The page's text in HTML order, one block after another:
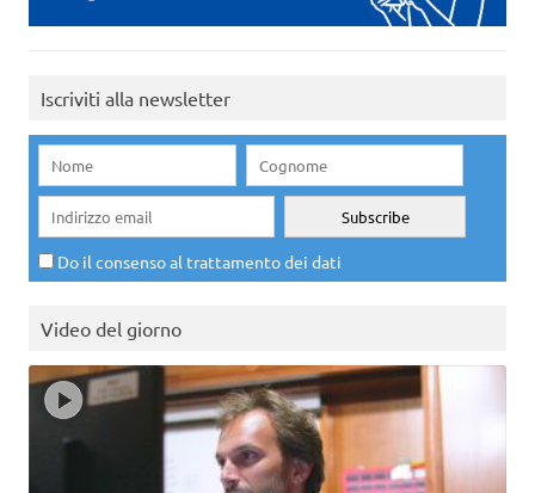
Iscriviti alla newsletter
Do il consenso al trattamento dei dati
Video del giorno